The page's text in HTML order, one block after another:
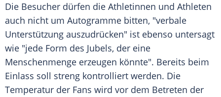
Die Besucher dürfen die Athletinnen und Athleten
auch nicht um Autogramme bitten, "verbale
Unterstützung auszudrücken" ist ebenso untersagt
wie "jede Form des Jubels, der eine
Menschenmenge erzeugen könnte". Bereits beim
Einlass soll streng kontrolliert werden. Die
Temperatur der Fans wird vor dem Betreten der